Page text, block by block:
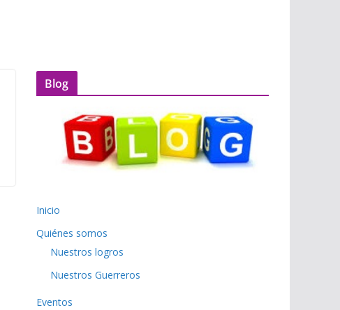
Blog
Inicio
Quiénes somos
Nuestros logros
Nuestros Guerreros
Eventos